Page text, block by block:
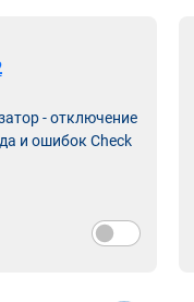
- отключение
и ошибок Check